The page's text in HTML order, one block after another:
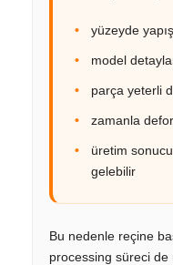
yüzeyde
model
parça yeterli
zamanla
üretim
gelebilir
Bu nedenle reçine
processing süreci